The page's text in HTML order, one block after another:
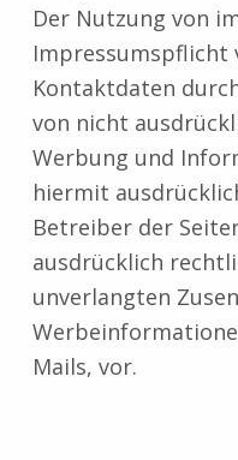
Der Nutzung von
Impressumspflicht
Kontaktdaten
von nicht
Werbung und
hiermit
Betreiber der
ausdrücklich
unverlangten
Mails, vor.